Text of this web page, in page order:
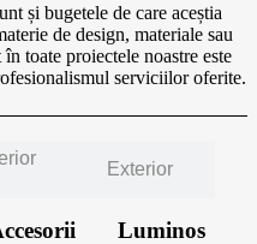
și bugetele de care aceștia
de design, materiale sau
toate proiectele noastre este
serviciilor oferite.
Exterior
Luminos